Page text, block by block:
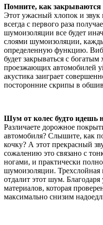
Помните, как
Этот ужасный хлопок и
всегда с первого раза
шумоизоляции все будет
слоями шумоизоляции,
определенную функцию.
будет закрываться с
проезжающих автомобилей
акустика заиграет
посторонние скрипы в
Шум от колес будто идешь
Различаете дорожное
автомобиля? Слышите, как
кочку? А этот прекрасный
сожалению это связано с
ногами, и практически
шумоизоляции. Трехслойная
отдалит этот шум.
материалов, которая
максимально снизим